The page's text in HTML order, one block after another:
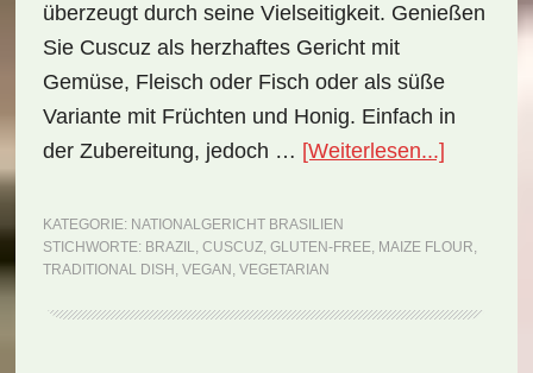
überzeugt durch seine Vielseitigkeit. Genießen
Sie Cuscuz als herzhaftes Gericht mit
Gemüse, Fleisch oder Fisch oder als süße
Variante mit Früchten und Honig. Einfach in
der Zubereitung, jedoch … [Weiterlesen...]
(Rezept)
KATEGORIE: NATIONALGERICHT BRASILIEN
STICHWORTE: BRAZIL, CUSCUZ, GLUTEN-FREE, MAIZE FLOUR,
TRADITIONAL DISH , VEGAN , VEGETARIAN